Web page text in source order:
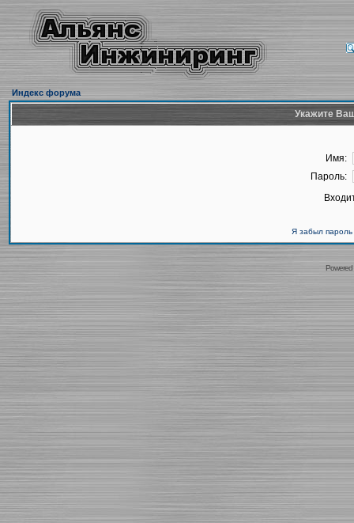
Индекс форума
Укажите
Имя:
Пароль:
Я забыл пароль